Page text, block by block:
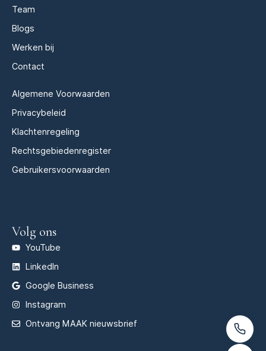
Team
Blogs
Werken bij
Contact
Algemene Voorwaarden
Privacybeleid
Klachtenregeling
Rechtsgebiedenregister
Gebruikersvoorwaarden
Volg ons
YouTube
LinkedIn
Google Business
Instagram
Ontvang MAAK nieuwsbrief